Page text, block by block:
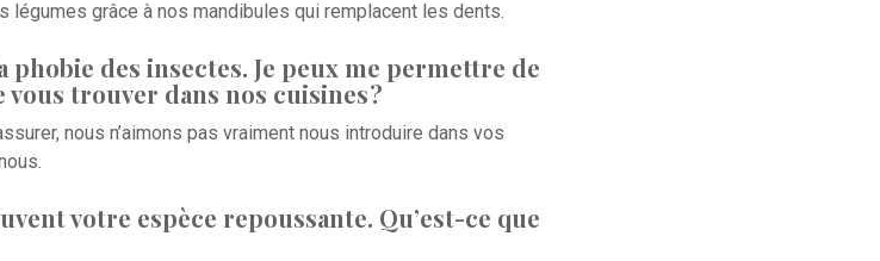
grâce à nos mandibules qui remplacent les dents.
phobie des insectes. Je peux me permettre de
trouver dans nos cuisines ?
nous n’aimons pas vraiment nous introduire dans vos
votre espèce repoussante. Qu’est-ce que